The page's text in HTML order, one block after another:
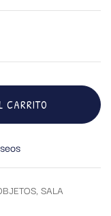
CARRITO
, SALA